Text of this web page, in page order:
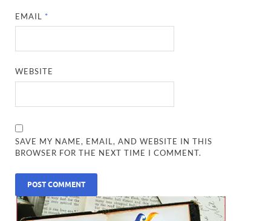
EMAIL *
WEBSITE
SAVE MY NAME, EMAIL, AND WEBSITE IN THIS
BROWSER FOR THE NEXT TIME I COMMENT.